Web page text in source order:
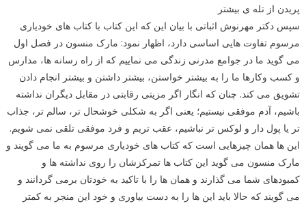
پریدن از تله ی بیشتر
سپس دکتر مهرنوش اثباتی با بیان این که این کتاب با کتاب های خودیاری
مرسوم تفاوت هایی اساسی دارد، اظهار نمود: مارک منسون در فصل اول
می گوید ما در جوامع مدرنی زندگی می نماییم که از راه رسانه ها، مدارس
و کسب وکارها ما را به بیشتر خواستن، بیشتر داشتن و بیشتر انجام دادن
تشویق می کند. چنان که انگار اگر مزیتی رقابتی در مقابل دیگران نداشته
باشیم، آدم موفقی نیستیم؛ یعنی اگر به شکلی خوشحال تر، سالم تر، جذاب
تر یا پول دار و لوکس تر نباشیم، عقب تریم و فرد موفقی تلقی نمی شویم.
این ها همان چیزهایی است که کتاب های خودیاری مرسوم به ما می گویند و
مارک منسون می گوید این کتاب ها تمرکزشان را روی نداشته ها و
کمبودهای شما می گذارند و همان ها را با تاکید به خودتان برمی گردانند و
می گویند که حالا باید این ها را به دست بیاوری و خود این منجر به کمتر